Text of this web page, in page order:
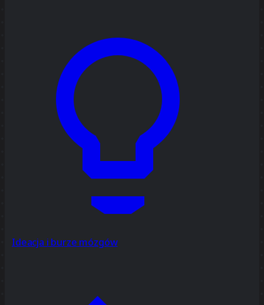
Ideacja i burze mózgów